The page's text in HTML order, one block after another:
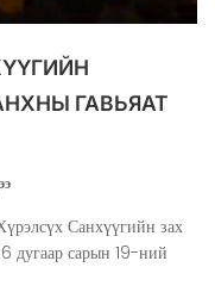
ГАВЬЯАТ
Санхүүгийн зах
дугаар сарын 19-ний